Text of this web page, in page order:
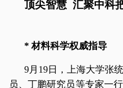
顶尖智慧  汇聚中科
* 材料科学权威指导
9月19日，上海大学张
员、丁鹏研究员等专家一